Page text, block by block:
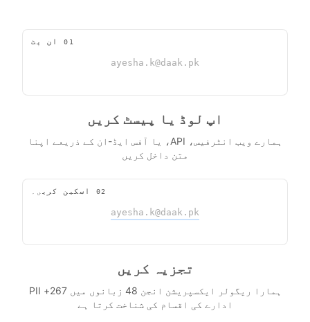
01 ان پٹ
ayesha.k@daak.pk
اپ لوڈ یا پیسٹ کریں
ہمارے ویب انٹرفیس، API، یا آفس ایڈ-ان کے ذریعے اپنا
متن داخل کریں
02 اسکین کریں۔
ayesha.k@daak.pk
تجزیہ کریں
ہمارا ریگولر ایکسپریشن انجن 48 زبانوں میں 267+ PII
ادارے کی اقسام کی شناخت کرتا ہے